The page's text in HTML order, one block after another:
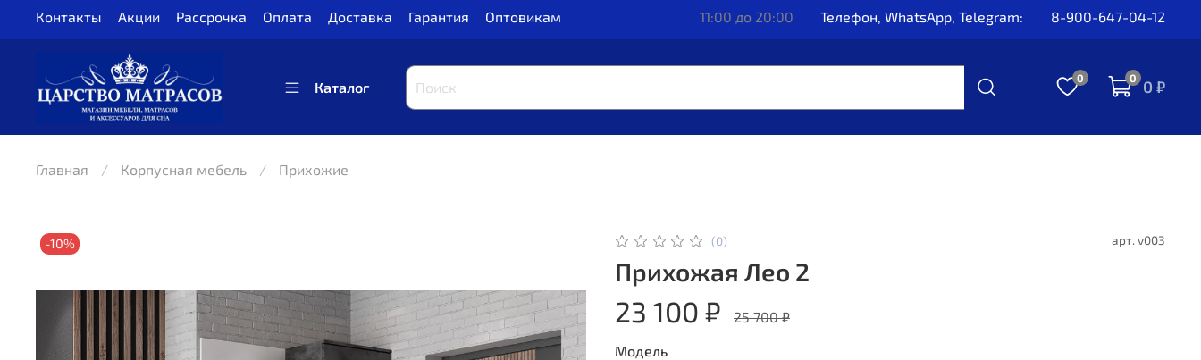
Контакты Акции Рассрочка Оплата Доставка Гарантия Оптовикам 11:00 до 20:00 Телефон, WhatsApp, Telegram: 8-900-647-04-12
Каталог
0 0 0 ₽
Главная Корпусная мебель Прихожие
-10% (0) арт. v003
Прихожая Лео 2
23 100 ₽
25 700 ₽
Модель